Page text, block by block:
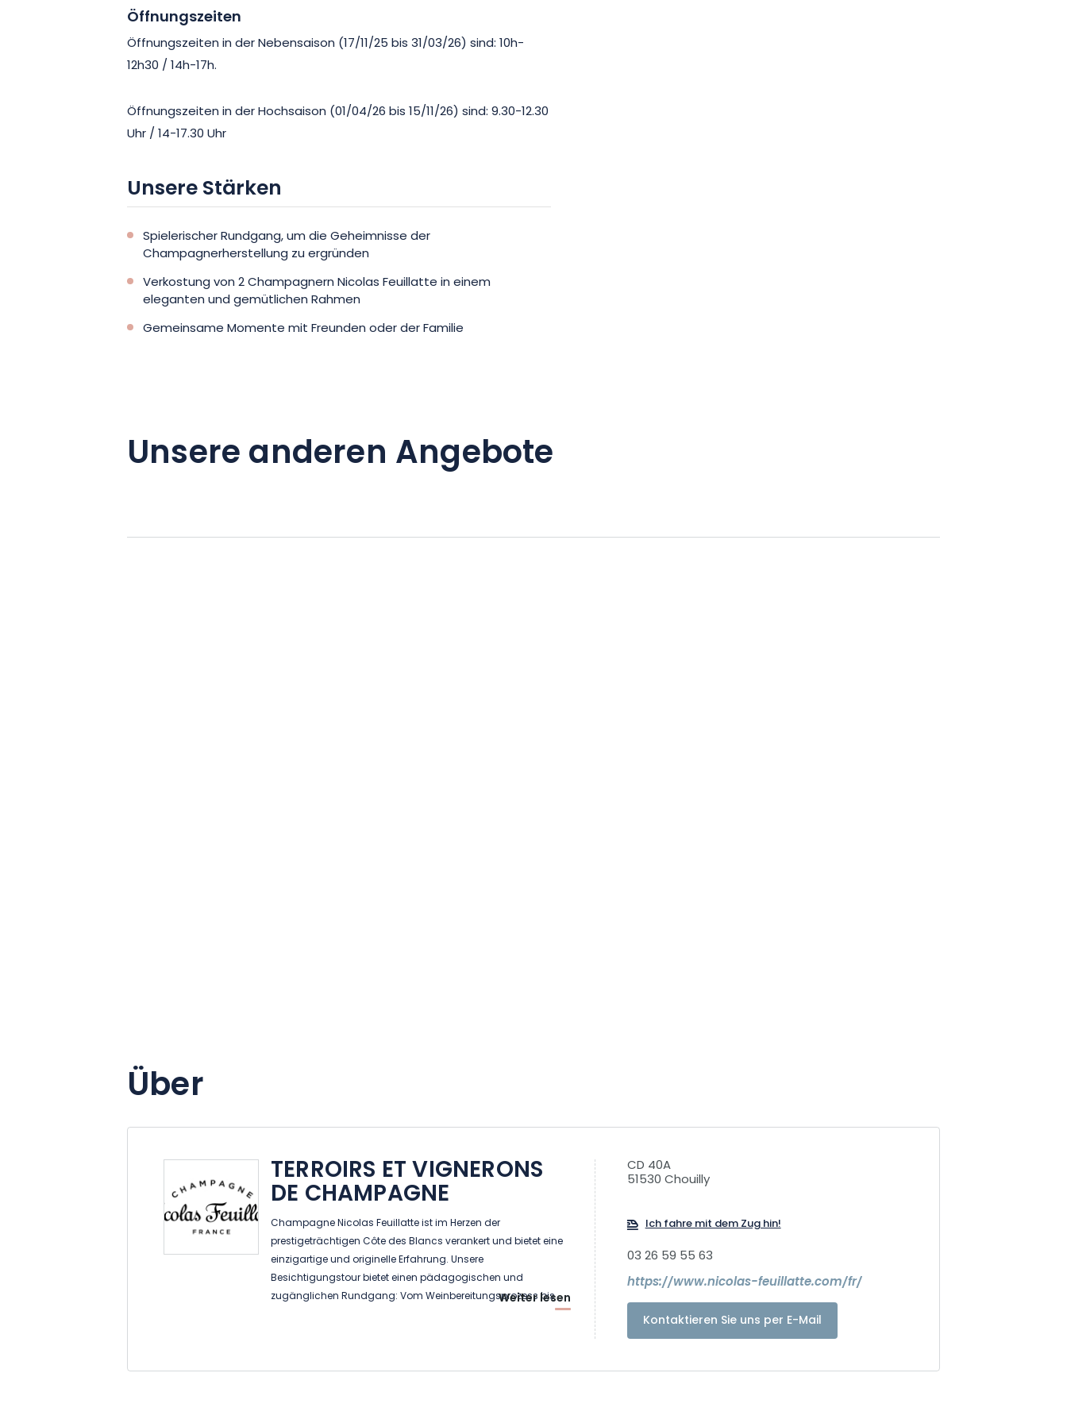
Öffnungszeiten
Öffnungszeiten in der Nebensaison (17/11/25 bis 31/03/26) sind: 10h-
12h30 / 14h-17h.
Öffnungszeiten in der Hochsaison (01/04/26 bis 15/11/26) sind: 9.30-12.30
Uhr / 14-17.30 Uhr
Unsere Stärken
Spielerischer Rundgang, um die Geheimnisse der
Champagnerherstellung zu ergründen
Verkostung von 2 Champagnern Nicolas Feuillatte in einem
eleganten und gemütlichen Rahmen
Gemeinsame Momente mit Freunden oder der Familie
Unsere anderen Angebote
Über
TERROIRS ET VIGNERONS
DE CHAMPAGNE
Champagne Nicolas Feuillatte ist im Herzen der
prestigeträchtigen Côte des Blancs verankert und bietet eine
einzigartige und originelle Erfahrung. Unsere
Besichtigungstour bietet einen pädagogischen und
zugänglichen Rundgang: Vom Weinbereitungsprozess bis
Ein personalisiertes Erlebnis, um den "Instant Champagne"
Weiter lesen
CD 40A
51530 Chouilly
Ich fahre mit dem Zug hin!
03 26 59 55 63
https://www.nicolas-feuillatte.com/fr/
Kontaktieren Sie uns per E-Mail